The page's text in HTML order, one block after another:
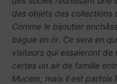
des objets des collections
Comme le bijoutier
bague en or. Ce sera en
visiteurs qui essaieront de
certes un air de famille
Mucem, mais il est parfois